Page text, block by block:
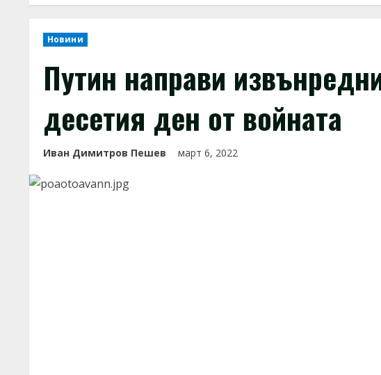
Новини
Путин направи
десетия ден от войната
Иван Димитров Пешев март 6, 2022